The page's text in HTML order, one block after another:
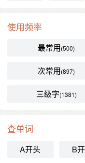
使用频率
最常用(500)
次常用(897)
三级字(1381)
查单词
A开头 B